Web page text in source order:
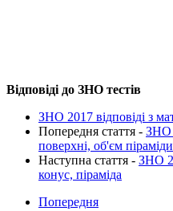
Відповіді до ЗНО тестів
ЗНО 2017 відповіді з
Попередня стаття - ЗНО
поверхні, об'єм піраміди
Наступна стаття - ЗНО
конус, піраміда
Попередня